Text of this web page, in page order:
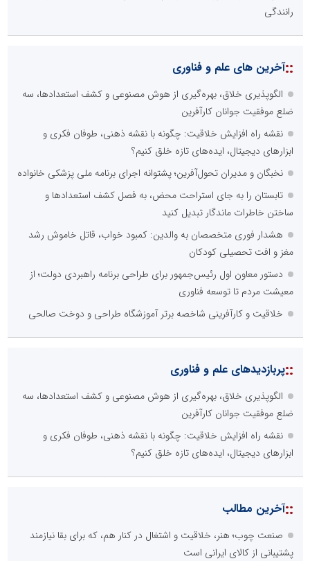
رانندگی
::آخرین های علم و فناوری
الگوپذیری خلاق، بهره‌گیری از هوش مصنوعی و کشف استعدادها، سه
ضلع موفقیت جوانان کارآفرین
نقشه راه افزایش خلاقیت: چگونه با نقشه ذهنی، طوفان فکری و
ابزارهای دیجیتال، ایده‌های تازه خلق کنیم؟
نخبگان و مدیران تحول‌آفرین؛ پشتوانه اجرای برنامه ملی پزشکی خانواده
تابستان را به جای استراحت محض، به فصل کشف استعدادها و
ساختن خاطرات ماندگار تبدیل کنید
هشدار فوری متخصصان به والدین: کمبود خواب، قاتل خاموش رشد
مغز و افت تحصیلی کودکان
دستور معاون اول رئیس‌جمهور برای طراحی برنامه راهبردی دولت؛ از
معیشت مردم تا توسعه فناوری
خلاقیت و کارآفرینی شاخصه برتر آموزشگاه طراحی و دوخت صالحی
::پربازدیدهای علم و فناوری
الگوپذیری خلاق، بهره‌گیری از هوش مصنوعی و کشف استعدادها، سه
ضلع موفقیت جوانان کارآفرین
نقشه راه افزایش خلاقیت: چگونه با نقشه ذهنی، طوفان فکری و
ابزارهای دیجیتال، ایده‌های تازه خلق کنیم؟
::آخرین مطالب
صنعت چوب؛ هنر، خلاقیت و اشتغال در کنار هم، که برای بقا نیازمند
پشتیبانی از کالای ایرانی است